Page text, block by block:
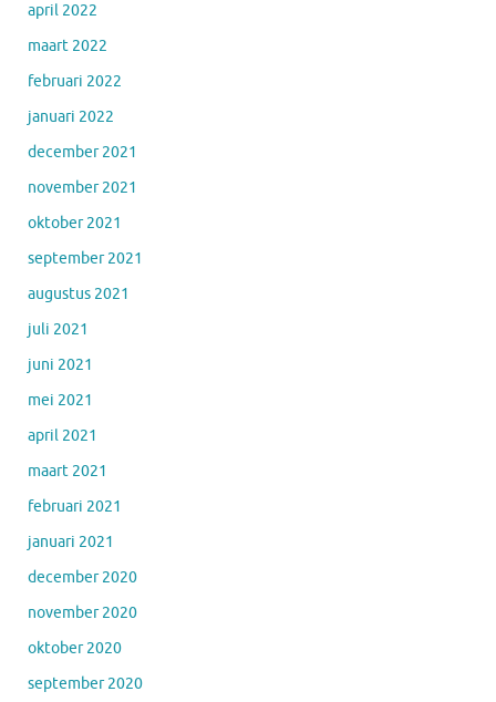
april 2022
maart 2022
februari 2022
januari 2022
december 2021
november 2021
oktober 2021
september 2021
augustus 2021
juli 2021
juni 2021
mei 2021
april 2021
maart 2021
februari 2021
januari 2021
december 2020
november 2020
oktober 2020
september 2020